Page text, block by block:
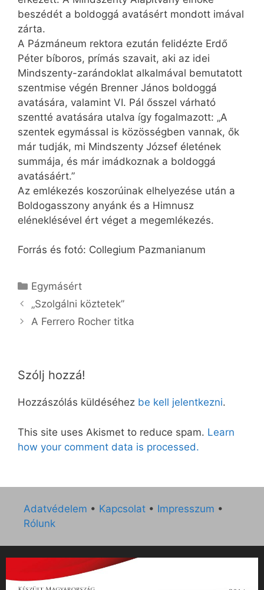
beszédét a boldoggá avatásért mondott imával
zárta.
A Pázmáneum rektora ezután felidézte Erdő
Péter bíboros, prímás szavait, aki az idei
Mindszenty-zarándoklat alkalmával bemutatott
szentmise végén Brenner János boldoggá
avatására, valamint VI. Pál ősszel várható
szentté avatására utalva így fogalmazott: „A
szentek egymással is közösségben vannak, ők
már tudják, mi Mindszenty József életének
summája, és már imádkoznak a boldoggá
avatásáért.”
Az emlékezés koszorúinak elhelyezése után a
Boldogasszony anyánk és a Himnusz
eléneklésével ért véget a megemlékezés.
Forrás és fotó: Collegium Pazmanianum
Kategória
Egymásért
„Szolgálni köztetek”
A Ferrero Rocher titka
Szólj hozzá!
Hozzászólás küldéséhez be kell jelentkezni.
This site uses Akismet to reduce spam. Learn
how your comment data is processed.
Adatvédelem • Kapcsolat • Impresszum •
Rólunk